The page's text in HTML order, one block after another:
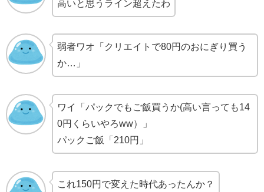
高いと思うライン超えたわ
弱者ワオ「クリエイトで80円のおにぎり買う
か…」
ワイ「パックでもご飯買うか(高い言っても14
0円くらいやろww）」
パックご飯「210円」
これ150円で変えた時代あったんか？